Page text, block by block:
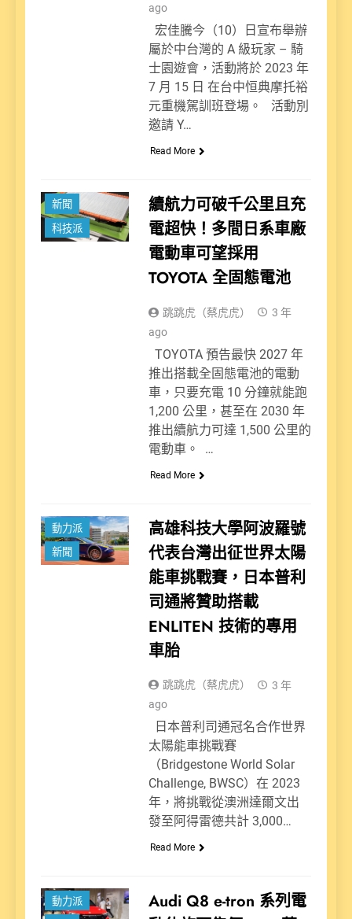
ago
宏佳騰今（10）日宣布舉辦
屬於中台灣的 A 級玩家 – 騎
士園遊會，活動將於 2023 年
7 月 15 日 在台中恒典摩托裕
元重機駕訓班登場。 活動別
邀請 Y…
Read More
新聞
科技派
續航力可破千公里且充
電超快！多間日系車廠
電動車可望採用
TOYOTA 全固態電池
跳跳虎（蔡虎虎）
3 年
ago
TOYOTA 預告最快 2027 年
推出搭載全固態電池的電動
車，只要充電 10 分鐘就能跑
1,200 公里，甚至在 2030 年
推出續航力可達 1,500 公里的
電動車。 …
Read More
動力派
新聞
高雄科技大學阿波羅號
代表台灣出征世界太陽
能車挑戰賽，日本普利
司通將贊助搭載
ENLITEN 技術的專用
車胎
跳跳虎（蔡虎虎）
3 年
ago
日本普利司通冠名合作世界
太陽能車挑戰賽
（Bridgestone World Solar
Challenge, BWSC）在 2023
年，將挑戰從澳洲達爾文出
發至阿得雷德共計 3,000…
Read More
動力派
Audi Q8 e-tron 系列電